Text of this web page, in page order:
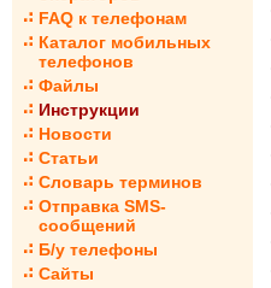
FAQ к телефонам
Каталог мобильных
телефонов
Файлы
Инструкции
Новости
Статьи
Словарь терминов
Отправка SMS-
сообщений
Б/у телефоны
Сайты